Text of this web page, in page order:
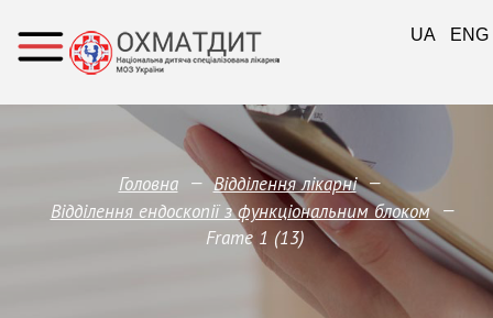
Головна — Відділення лікарні —
Відділення ендоскопії з функціональним блоком —
Frame 1 (13)
UA ENG